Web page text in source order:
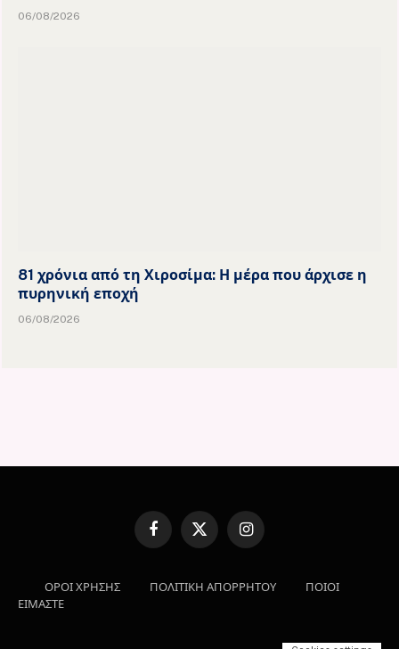
06/08/2026
81 χρόνια από τη Χιροσίμα: Η μέρα που άρχισε η
πυρηνική εποχή
06/08/2026
Facebook
X
Instagram
ΟΡΟΙ ΧΡΗΣΗΣ ΠΟΛΙΤΙΚΗ ΑΠΟΡΡΗΤΟΥ
ΠΟΙΟΙ
ΕΙΜΑΣΤΕ